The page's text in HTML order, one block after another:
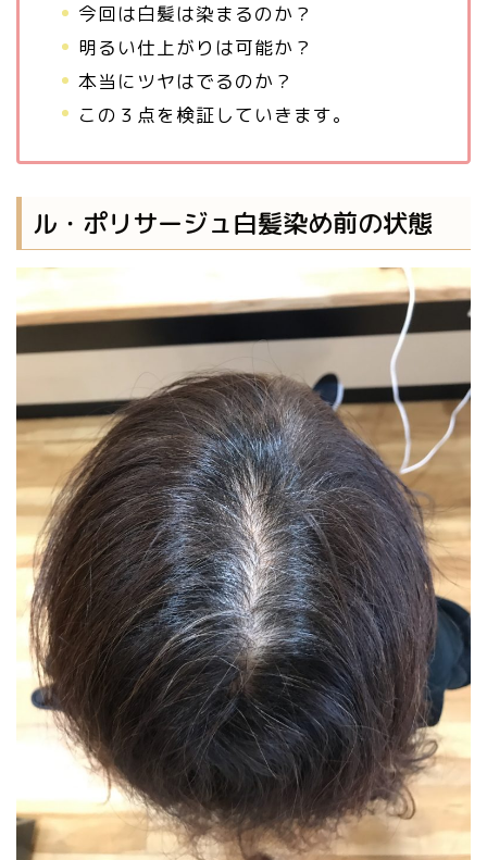
今回は白髪は染まるのか？
明るい仕上がりは可能か？
本当にツヤはでるのか？
この３点を検証していきます。
ル・ポリサージュ白髪染め前の状態